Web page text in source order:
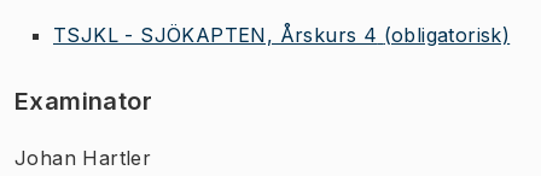
TSJKL - SJÖKAPTEN, Årskurs 4 (obligatorisk)
Examinator
Johan Hartler